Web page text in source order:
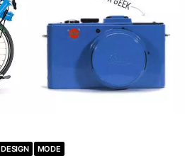
DESIGN MODE